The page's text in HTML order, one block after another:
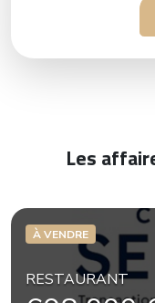
Les
À VENDRE
RESTAURANT